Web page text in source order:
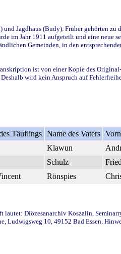
Jagdhaus (Budy). Früher gehörten zu
im Jahr 1911 aufgeteilt und eine neue
Gemeinden, in den
ist von einer Kopie des
wird kein Anspruch auf
Täuflings Name des Vaters
Klawun
Schulz
Rönspies
Diözesanarchiv Koszalin,
Ludwigsweg 10, 49152 Bad Essen.